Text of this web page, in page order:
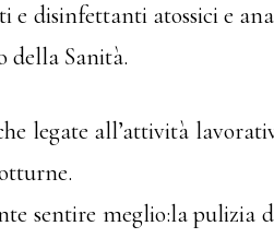
e disinfettanti atossici e
Sanità.
legate all’attività
sentire meglio:la pulizia